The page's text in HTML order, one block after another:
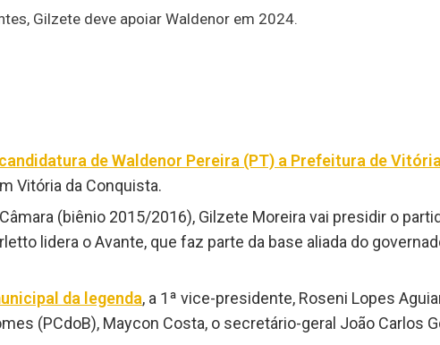
Gilzete deve apoiar Waldenor em 2024.
de Waldenor Pereira (PT) a Prefeitura de
Vitória da Conquista.
(biênio 2015/2016), Gilzete Moreira vai presidir o
lidera o Avante, que faz parte da base aliada do
da legenda, a 1ª vice-presidente, Roseni Lopes
(PCdoB), Maycon Costa, o secretário-geral João Carlos